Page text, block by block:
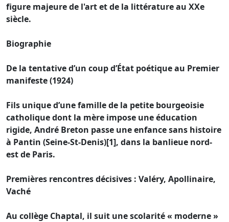
figure majeure de l'art et de la littérature au XXe
siècle.
Biographie
De la tentative d’un coup d’État poétique au Premier
manifeste (1924)
Fils unique d’une famille de la petite bourgeoisie
catholique dont la mère impose une éducation
rigide, André Breton passe une enfance sans histoire
à Pantin (Seine-St-Denis)[1], dans la banlieue nord-
est de Paris.
Premières rencontres décisives : Valéry, Apollinaire,
Vaché
Au collège Chaptal, il suit une scolarité « moderne »